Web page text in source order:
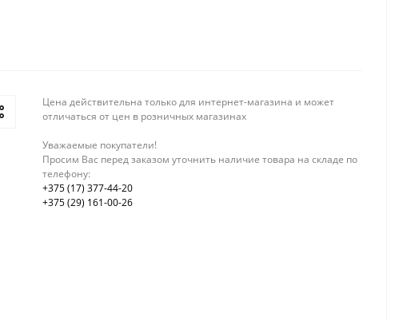
Цена действительна только для интернет-магазина и может
отличаться от цен в розничных магазинах
Уважаемые покупатели!
Просим Вас перед заказом уточнить наличие товара на складе по
телефону:
+375 (17) 377-44-20
+375 (29) 161-00-26